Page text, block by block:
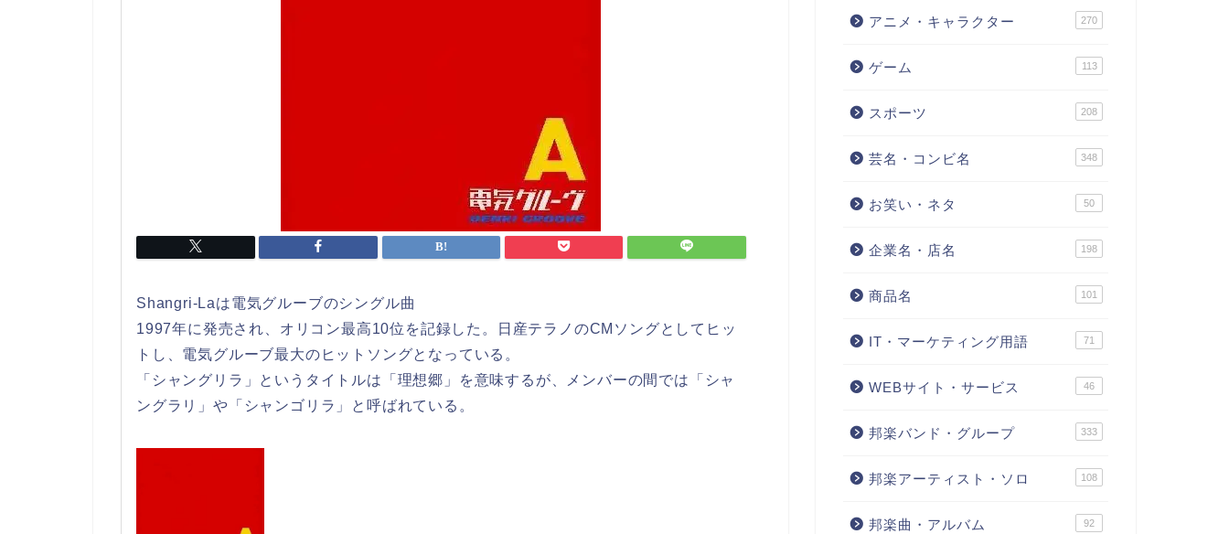
Shangri-Laは電気グルーブのシングル曲
1997年に発売され、オリコン最高10位を記録した。日産テラノのCMソングとしてヒッ
トし、電気グルーブ最大のヒットソングとなっている。
「シャングリラ」というタイトルは「理想郷」を意味するが、メンバーの間では「シャ
ングラリ」や「シャンゴリラ」と呼ばれている。
アニメ・キャラクター 270
ゲーム 113
スポーツ 208
芸名・コンビ名 348
お笑い・ネタ 50
企業名・店名 198
商品名 101
IT・マーケティング用語 71
WEBサイト・サービス 46
邦楽バンド・グループ 333
邦楽アーティスト・ソロ 108
邦楽曲・アルバム 92